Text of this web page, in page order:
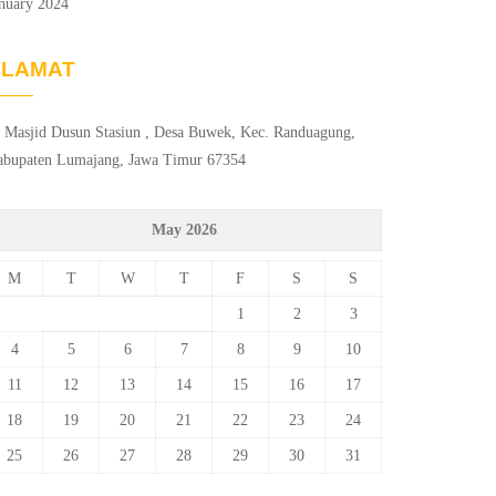
2024
Masjid Dusun Stasiun , Desa Buwek, Kec. Randuagung,
Lumajang, Jawa Timur 67354
May 2026
M T W T F S S
1 2 3
4 5 6 7 8 9 10
11 12 13 14 15 16 17
18 19 20 21 22 23 24
25 26 27 28 29 30 31